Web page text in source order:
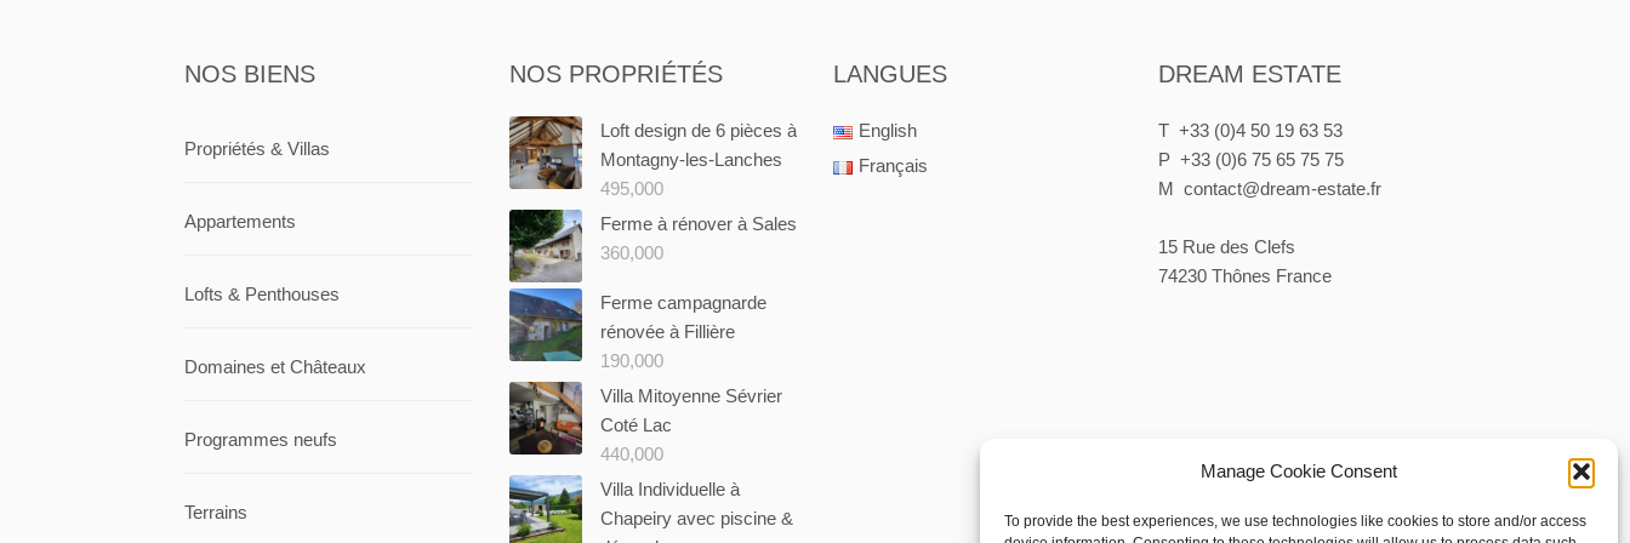
Manage Cookie Consent
To provide the best experiences, we use technologies like cookies to store and/or access
NOS BIENS
Propriétés & Villas
Appartements
Lofts & Penthouses
Domaines et Châteaux
Programmes neufs
Terrains
NOS PROPRIÉTÉS
Loft design de 6 pièces à
Montagny-les-Lanches
495,000
Ferme à rénover à Sales
360,000
Ferme campagnarde
rénovée à Fillière
190,000
Villa Mitoyenne Sévrier
Coté Lac
440,000
Villa Individuelle à
Chapeiry avec piscine &
LANGUES
English
Français
DREAM ESTATE
T +33 (0)4 50 19 63 53
P +33 (0)6 75 65 75 75
M contact@dream-estate.fr
15 Rue des Clefs
74230 Thônes France